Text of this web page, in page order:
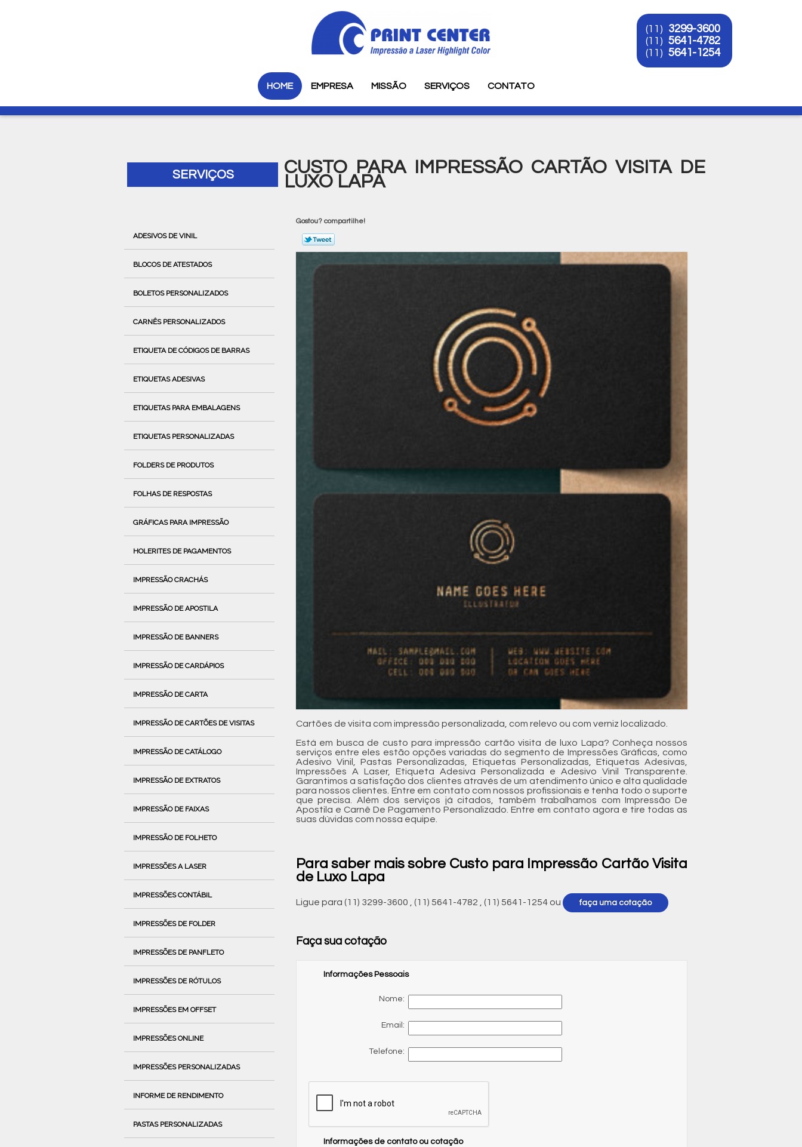
HOME EMPRESA MISSÃO SERVIÇOS CONTATO
(11) 3299-3600
(11) 5641-4782
(11) 5641-1254
SERVIÇOS
ADESIVOS DE VINIL
BLOCOS DE ATESTADOS
BOLETOS PERSONALIZADOS
CARNÊS PERSONALIZADOS
ETIQUETA DE CÓDIGOS DE BARRAS
ETIQUETAS ADESIVAS
ETIQUETAS PARA EMBALAGENS
ETIQUETAS PERSONALIZADAS
FOLDERS DE PRODUTOS
FOLHAS DE RESPOSTAS
GRÁFICAS PARA IMPRESSÃO
HOLERITES DE PAGAMENTOS
IMPRESSÃO CRACHÁS
IMPRESSÃO DE APOSTILA
IMPRESSÃO DE BANNERS
IMPRESSÃO DE CARDÁPIOS
IMPRESSÃO DE CARTA
IMPRESSÃO DE CARTÕES DE VISITAS
IMPRESSÃO DE CATÁLOGO
IMPRESSÃO DE EXTRATOS
IMPRESSÃO DE FAIXAS
IMPRESSÃO DE FOLHETO
IMPRESSÕES A LASER
IMPRESSÕES CONTÁBIL
IMPRESSÕES DE FOLDER
IMPRESSÕES DE PANFLETO
IMPRESSÕES DE RÓTULOS
IMPRESSÕES EM OFFSET
IMPRESSÕES ONLINE
IMPRESSÕES PERSONALIZADAS
INFORME DE RENDIMENTO
PASTAS PERSONALIZADAS
CUSTO PARA IMPRESSÃO CARTÃO VISITA DE
LUXO LAPA
Gostou? compartilhe!
Cartões de visita com impressão personalizada, com relevo ou com verniz localizado.
Está em busca de custo para impressão cartão visita de luxo Lapa? Conheça nossos
serviços entre eles estão opções variadas do segmento de Impressões Gráficas, como
Adesivo Vinil, Pastas Personalizadas, Etiquetas Personalizadas, Etiquetas Adesivas,
Impressões A Laser, Etiqueta Adesiva Personalizada e Adesivo Vinil Transparente.
Garantimos a satisfação dos clientes através de um atendimento único e alta qualidade
para nossos clientes. Entre em contato com nossos profissionais e tenha todo o suporte
que precisa. Além dos serviços já citados, também trabalhamos com Impressão De
Apostila e Carnê De Pagamento Personalizado. Entre em contato agora e tire todas as
suas dúvidas com nossa equipe.
Para saber mais sobre Custo para Impressão Cartão Visita
de Luxo Lapa
Ligue para (11) 3299-3600 (11) 5641-4782 (11) 5641-1254 ou faça uma cotação
Faça sua cotação
Informações Pessoais
Nome:
Email:
Telefone:
Informações de contato ou cotação